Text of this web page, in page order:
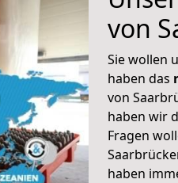
von
Sie wollen
haben das
von
haben wir
Fragen
haben